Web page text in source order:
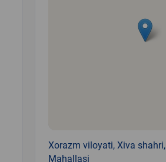
Xorazm viloyati, Xiva
Mahallasi